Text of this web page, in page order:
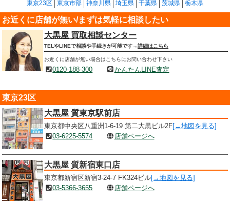
東京23区 東京市部 神奈川県 埼玉県 千葉県 茨城県 栃木県
お近くに店舗が無い/まずは気軽に相談したい
大黒屋 買取相談センター
TELやLINEで相談や手続きが可能です→詳細はこちら
お近くに店舗が無い場合はこちらにお問い合わせ下さい
0120-188-300 かんたんLINE査定
東京23区
大黒屋 質東京駅前店
東京都中央区八重洲1-6-19 第二大黒ビル2F[→地図を見る]
03-6225-5574
店舗ページへ
大黒屋 質新宿東口店
東京都新宿区新宿3-24-7 FK324ビル[→地図を見る]
03-5366-3655
店舗ページへ